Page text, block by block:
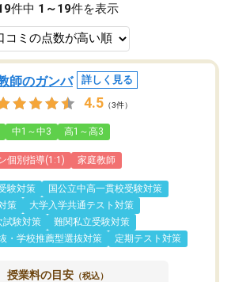
件中 1～19件を表示
師のガンバ 詳しく見る
4.5 （3件）
中1～中3 高1～高3
個別指導(1:1) 家庭教師
験対策
国公立中高一貫校受験対策
策
大学入学共通テスト対策
試験対策
難関私立受験対策
・学校推薦型選抜対策
定期テスト対策
授業料の目安 （税込）